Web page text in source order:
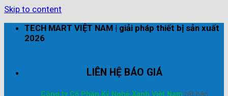
Skip to content
TECH MART VIỆT NAM | giải pháp thiết bị sản xuất
2026
LIÊN HỆ BÁO GIÁ
Công ty Cổ Phần Kỹ Nghệ Xanh Việt Nam rất hân